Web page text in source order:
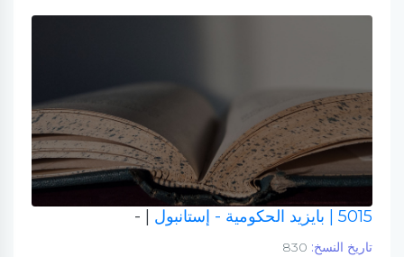
5015 | بايزيد الحكومية - إستانبول | -
تاريخ النسخ: